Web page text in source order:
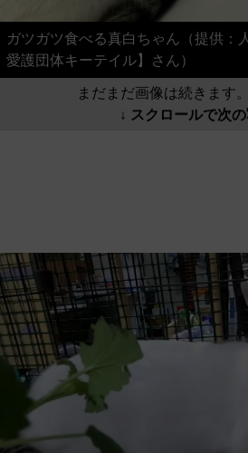
ガツガツ食べる真白ちゃん（提供：
愛護団体キーテイル】さん）
まだまだ画像は続きます
↓ スクロールで次の